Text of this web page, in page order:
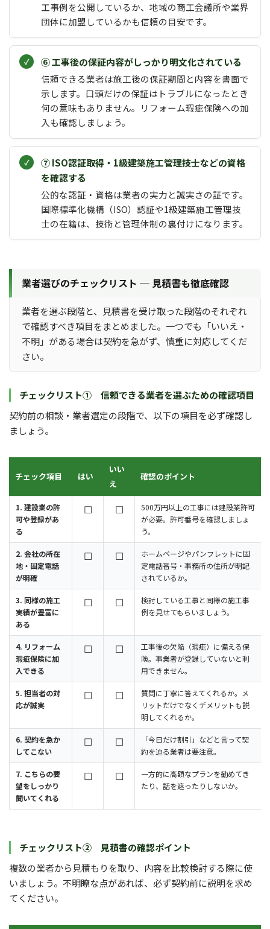
工事例を公開しているか、地域の商工会議所や業界
団体に加盟しているかも信頼の目安です。
⑥ 工事後の保証内容がしっかり明文化されている
信頼できる業者は施工後の保証期間と内容を書面で
示します。口頭だけの保証はトラブルになったとき
何の意味もありません。リフォーム瑕疵保険への加
入も確認しましょう。
⑦ ISO認証取得・1級建築施工管理技士などの資格
を確認する
公的な認証・資格は業者の実力と誠実さの証です。
国際標準化機構（ISO）認証や1級建築施工管理技
士の在籍は、技術と管理体制の裏付けになります。
業者選びのチェックリスト ─ 見積書も徹底確認
業者を選ぶ段階と、見積書を受け取った段階のそれぞれ
で確認すべき項目をまとめました。一つでも「いいえ・
不明」がある場合は契約を急がず、慎重に対応してくだ
さい。
チェックリスト① 信頼できる業者を選ぶための確認項目
契約前の相談・業者選定の段階で、以下の項目を必ず確認し
ましょう。
チェック項目 はい
いい
え
確認のポイント
1. 建設業の許
可や登録があ
る
☐ ☐
500万円以上の工事には建設業許可
が必要。許可番号を確認しましょ
う。
2. 会社の所在
地・固定電話
が明確
☐ ☐
ホームページやパンフレットに固
定電話番号・事務所の住所が明記
されているか。
3. 同様の施工
実績が豊富に
ある
☐ ☐
検討している工事と同様の施工事
例を見せてもらいましょう。
4. リフォーム
瑕疵保険に加
入できる
☐ ☐
工事後の欠陥（瑕疵）に備える保
険。事業者が登録していないと利
用できません。
5. 担当者の対
応が誠実
☐ ☐
質問に丁寧に答えてくれるか。メ
リットだけでなくデメリットも説
明してくれるか。
6. 契約を急か
してこない
☐ ☐
「今日だけ割引」などと言って契
約を迫る業者は要注意。
7. こちらの要
望をしっかり
聞いてくれる
☐ ☐
一方的に高額なプランを勧めてき
たり、話を遮ったりしないか。
チェックリスト② 見積書の確認ポイント
複数の業者から見積もりを取り、内容を比較検討する際に使
いましょう。不明瞭な点があれば、必ず契約前に説明を求め
てください。